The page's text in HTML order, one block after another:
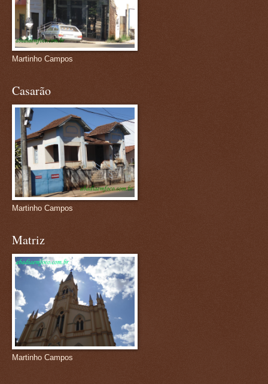
Martinho Campos
Casarão
Martinho Campos
Matriz
Martinho Campos